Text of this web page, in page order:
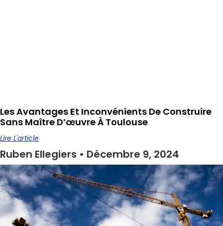
Les Avantages Et Inconvénients De Construire
Sans Maître D’œuvre À Toulouse
Lire L'article
Ruben Ellegiers Décembre 9, 2024